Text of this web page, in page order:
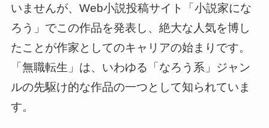
いませんが、Web小説投稿サイト「小説家にな
ろう」でこの作品を発表し、絶大な人気を博し
たことが作家としてのキャリアの始まりです。
「無職転生」は、いわゆる「なろう系」ジャン
ルの先駆け的な作品の一つとして知られていま
す。